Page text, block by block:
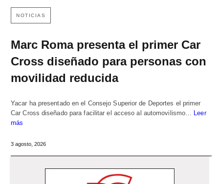
NOTICIAS
Marc Roma presenta el primer Car
Cross diseñado para personas con
movilidad reducida
Yacar ha presentado en el Consejo Superior de Deportes el primer
Car Cross diseñado para facilitar el acceso al automovilismo… Leer
más
3 agosto, 2026